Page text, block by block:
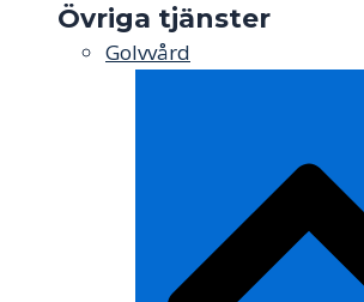
Övriga tjänster
Golvvård